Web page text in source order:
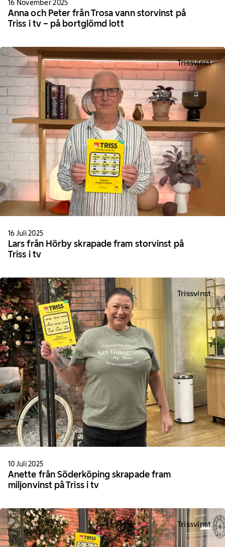
16 November 2025
Anna och Peter från Trosa vann storvinst på
Triss i tv – på bortglömd lott
Trissvinst
16 Juli 2025
Lars från Hörby skrapade fram storvinst på
Triss i tv
Trissvinst
10 Juli 2025
Anette från Söderköping skrapade fram
miljonvinst på Triss i tv
Trissvinst